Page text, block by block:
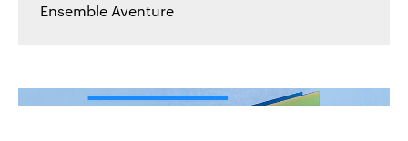
Ensemble Aventure